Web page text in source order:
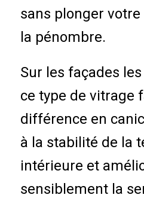
sans plonger
la pénombre.
Sur les façades
ce type de vitrage
différence en
à la stabilité de la
intérieure et
sensiblement la